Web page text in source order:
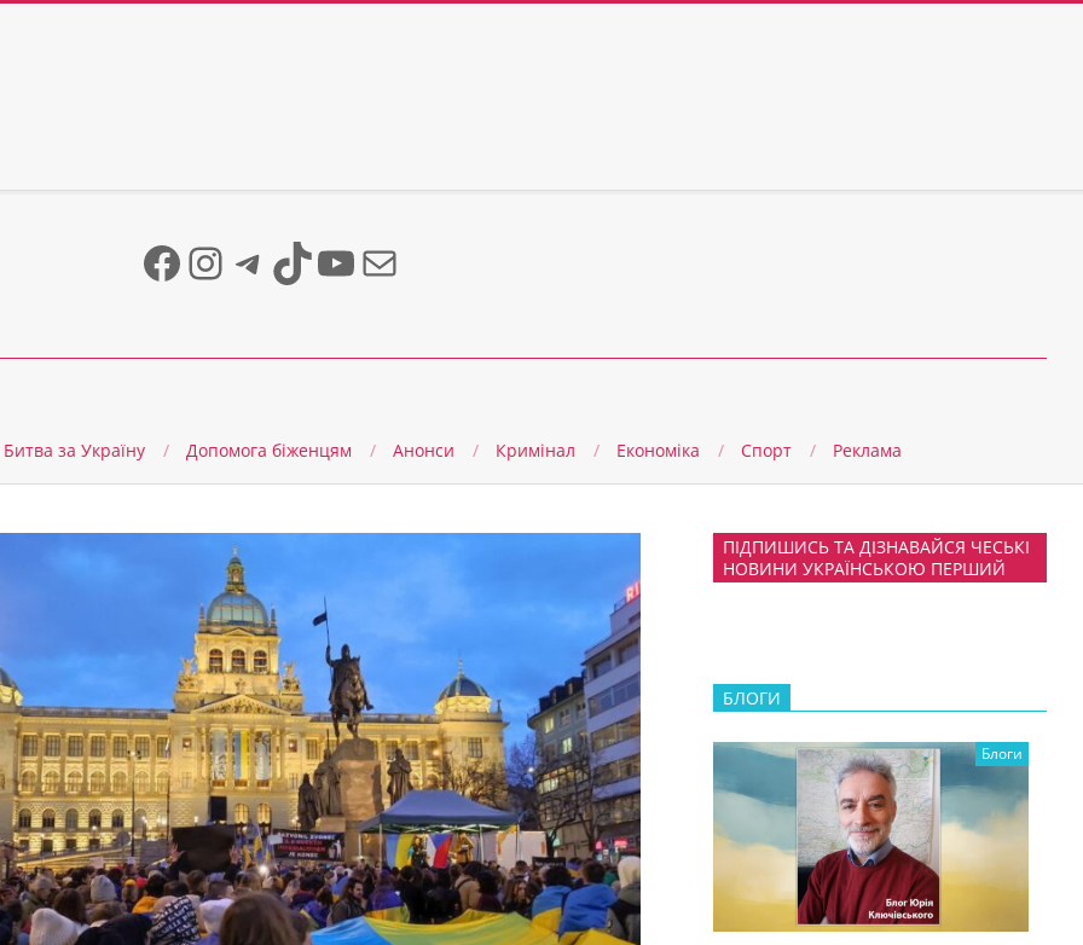
Facebook
Instagram
Telegram
TikTok
YouTube
Mail
Битва за Україну Допомога біженцям Анонси Кримінал Економіка Спорт Реклама
ПІДПИШИСЬ ТА ДІЗНАВАЙСЯ ЧЕСЬКІ
НОВИНИ УКРАЇНСЬКОЮ ПЕРШИЙ
БЛОГИ
Блоги